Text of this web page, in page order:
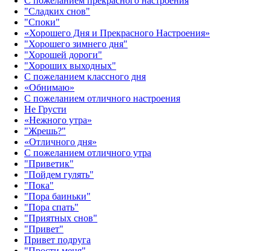
"Сладких снов"
"Споки"
«Хорошего Дня и Прекрасного Настроения»
"Хорошего зимнего дня"
"Хорошей дороги"
"Хороших выходных"
С пожеланием классного дня
«Обнимаю»
С пожеланием отличного настроения
Не Грусти
«Нежного утра»‎
"Жрешь?"
«Отличного дня»‎
С пожеланием отличного утра
"Приветик"
"Пойдем гулять"
"Пока"
"Пора баиньки"
"Пора спать"
"Приятных снов"
"Привет"
Привет подруга